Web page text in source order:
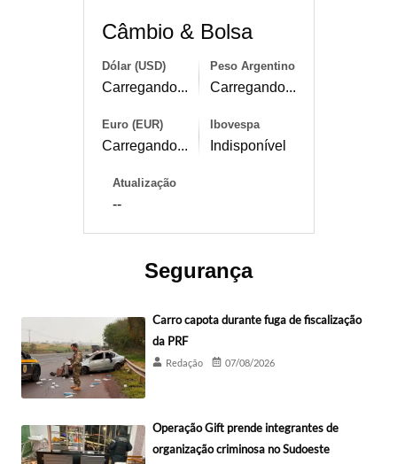
Câmbio & Bolsa
Dólar (USD)
Carregando...
Peso Argentino
Carregando...
Euro (EUR)
Carregando...
Ibovespa
Indisponível
Atualização
--
Segurança
Carro capota durante fuga de fiscalização
da PRF
Redação 07/08/2026
Operação Gift prende integrantes de
organização criminosa no Sudoeste